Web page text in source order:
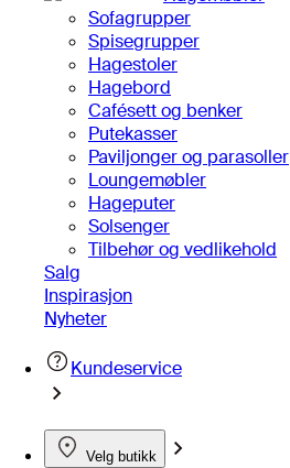
Sofagrupper
Spisegrupper
Hagestoler
Hagebord
Cafésett og benker
Putekasser
Paviljonger og parasoller
Loungemøbler
Hageputer
Solsenger
Tilbehør og vedlikehold
Salg
Inspirasjon
Nyheter
Kundeservice
Velg butikk